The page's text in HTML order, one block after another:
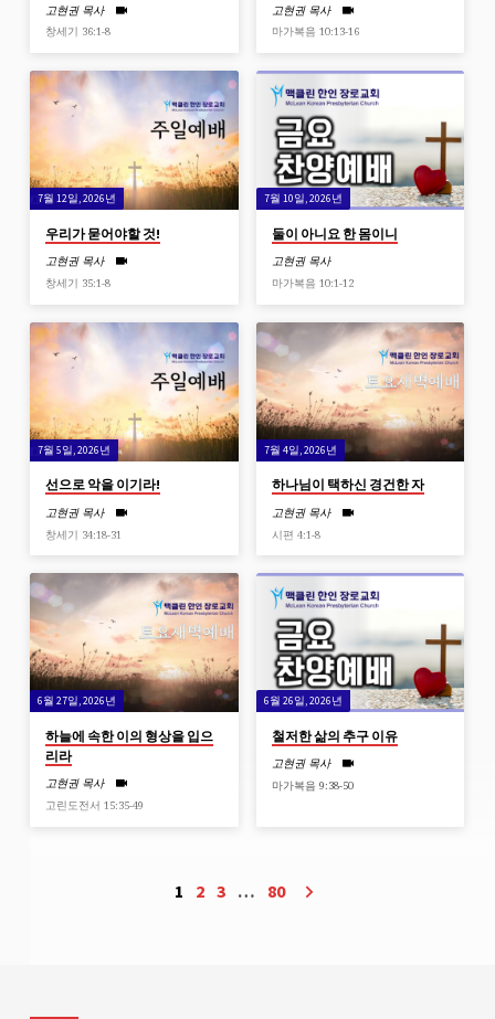
고현권 목사
창세기 36:1-8
고현권 목사
마가복음 10:13-16
7월 12일, 2026년
우리가 묻어야할 것!
고현권 목사
창세기 35:1-8
7월 10일, 2026년
둘이 아니요 한 몸이니
고현권 목사
마가복음 10:1-12
7월 5일, 2026년
선으로 악을 이기라!
고현권 목사
창세기 34:18-31
7월 4일, 2026년
하나님이 택하신 경건한 자
고현권 목사
시편 4:1-8
6월 27일, 2026년
하늘에 속한 이의 형상을 입으
리라
고현권 목사
고린도전서 15:35-49
6월 26일, 2026년
철저한 삶의 추구 이유
고현권 목사
마가복음 9:38-50
1 2 3 … 80